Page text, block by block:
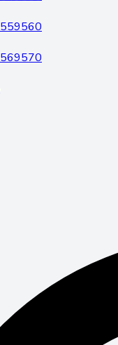
559560
569570